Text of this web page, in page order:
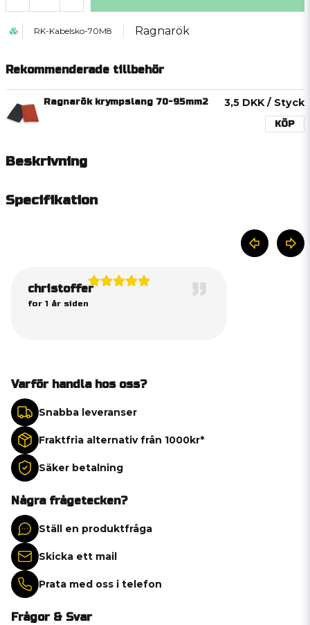
RK-Kabelsko-70M8 Ragnarök
Rekommenderade tillbehör
Ragnarök krympslang 70-95mm2 3,5 DKK/ Styck
KÖP
Beskrivning
Specifikation
christoffer
for 1 år siden
Varför handla hos oss?
Snabba leveranser
Fraktfria alternativ från 1000kr*
Säker betalning
Några frågetecken?
Ställ en produktfråga
Skicka ett mail
Prata med oss i telefon
Frågor & Svar